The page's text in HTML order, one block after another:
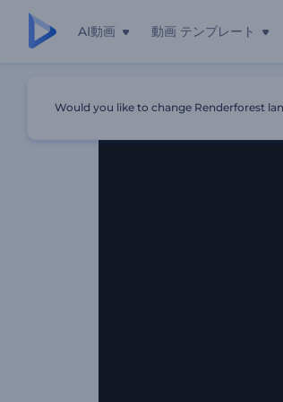
AI動画 動画 テンプレート
Would you like to change Renderforest